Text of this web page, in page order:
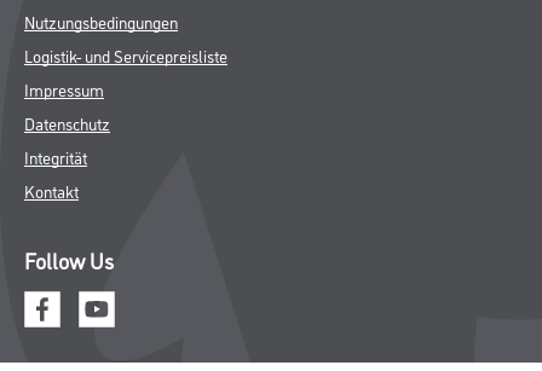
Nutzungsbedingungen
Logistik- und Servicepreisliste
Impressum
Datenschutz
Integrität
Kontakt
Follow Us